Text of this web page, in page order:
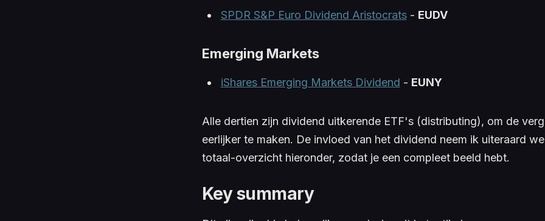
SPDR S&P Euro Dividend Aristocrats- EUDV
Emerging Markets
iShares Emerging Markets Dividend - EUNY
Alle dertien zijn dividend uitkerende ETF's (distributing), om de
eerlijker te maken. De invloed van het dividend neem ik uiteraard
totaal-overzicht hieronder, zodat je een compleet beeld hebt.
Key summary